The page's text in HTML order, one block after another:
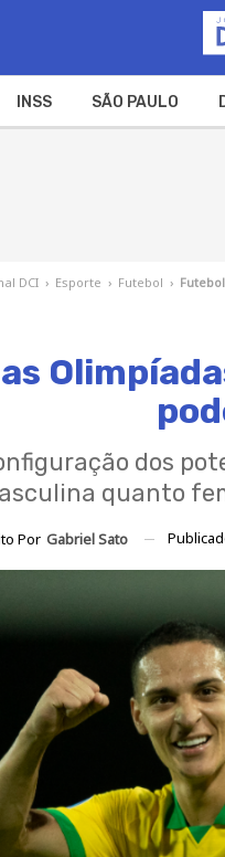
INSS SÃO PAULO
DCI › Esporte › Futebol ›
dos
quanto
Por Gabriel Sato